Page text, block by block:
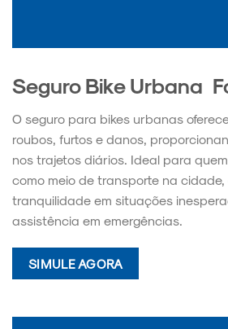
Seguro Bike Urbana
O seguro para bikes urbanas
roubos, furtos e danos,
nos trajetos diários. Ideal para
como meio de transporte na
tranquilidade em situações
assistência em emergências.
SIMULE AGORA